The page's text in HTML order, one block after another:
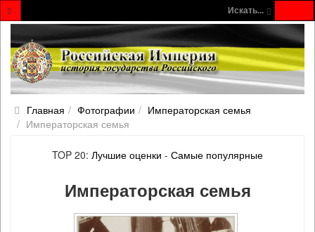
Искать...
Главная Фотографии
Императорская семья
Императорская семья
TOP 20: Лучшие оценки - Самые популярные
Императорская семья